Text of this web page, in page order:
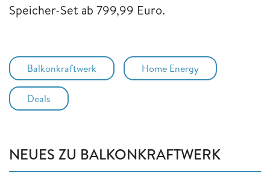
Speicher-Set ab 799,99 Euro.
Balkonkraftwerk Home Energy
Deals
NEUES ZU BALKONKRAFTWERK